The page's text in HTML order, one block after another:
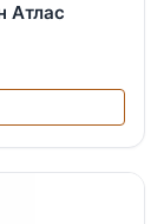
Атлас